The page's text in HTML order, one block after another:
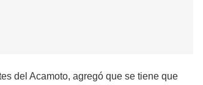
del Acamoto, agregó que se tiene que